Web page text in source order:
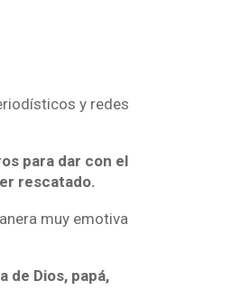
y redes
para dar con el
rescatado.
muy emotiva
de Dios, papá,